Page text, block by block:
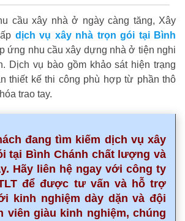
cầu xây nhà ở ngày càng tăng, Xây
dịch vụ xây nhà trọn gói tại Bình
ứng nhu cầu xây dựng nhà ở tiện nghi
Dịch vụ bào gồm khảo sát hiện trạng
thiết kế thi công phù hợp từ phần thô
trao tay.
đang tìm kiếm dịch vụ xây
tại Bình Chánh chất lượng và
Hãy liên hệ ngay với công ty
để được tư vấn và hỗ trợ
kinh nghiệm dày dặn và đội
viên giàu kinh nghiệm, chúng